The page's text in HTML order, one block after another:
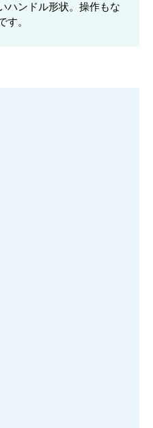
ハンドル形状。操作もな
す。